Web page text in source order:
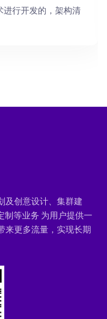
进行开发的，架构清
及创意设计、集群建
制等业务 为用户提供一
来更多流量，实现长期